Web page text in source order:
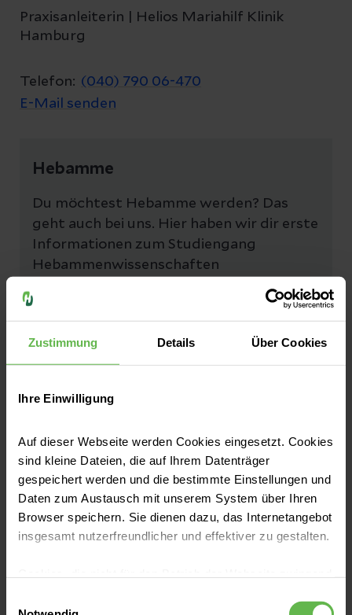
Zustimmung Details Über Cookies
Ihre Einwilligung
Auf dieser Webseite werden Cookies eingesetzt. Cookies
sind kleine Dateien, die auf Ihrem Datenträger
gespeichert werden und die bestimmte Einstellungen und
Daten zum Austausch mit unserem System über Ihren
Browser speichern. Sie dienen dazu, das Internetangebot
insgesamt nutzerfreundlicher und effektiver zu gestalten.
eingesetzt werden.
Praxisanleiterin | Helios Mariahilf Klinik
Hamburg
Telefon: (040) 790 06-470
E-Mail senden
Hebamme
Du möchtest Hebamme werden? Das
geht auch bei uns. Hier haben wir dir erste
Informationen zum Studiengang
Hebammenwissenschaften
Großes Gesundheitsunternehmen,
aber vor allem, wenn es um deine